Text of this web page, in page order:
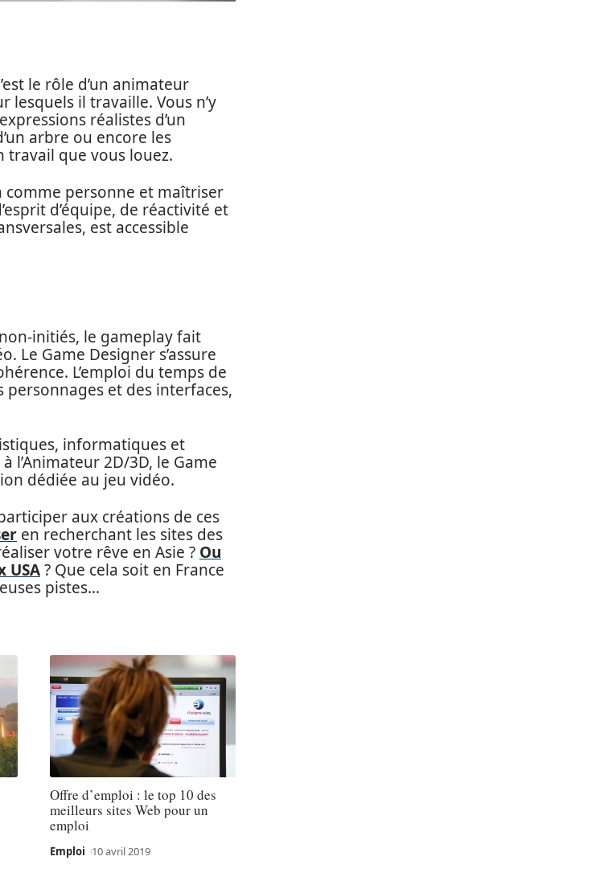
le rôle d’un animateur
lesquels il travaille. Vous n’y
réalistes d’un
arbre ou encore les
travail que vous louez.
comme personne et maîtriser
d’équipe, de réactivité et
est accessible
initiés, le gameplay fait
Le Game Designer s’assure
L’emploi du temps de
personnages et des interfaces,
informatiques et
l’Animateur 2D/3D, le Game
dédiée au jeu vidéo.
aux créations de ces
en recherchant les sites des
votre rêve en Asie ? Ou
USA? Que cela soit en France
pistes…
Offre d’emploi : le top 10 des
meilleurs sites Web pour un
emploi
Emploi 10 avril 2019